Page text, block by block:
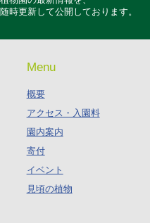
随時更新して公開しております。
Menu
概要
アクセス・入園料
園内案内
寄付
イベント
見頃の植物